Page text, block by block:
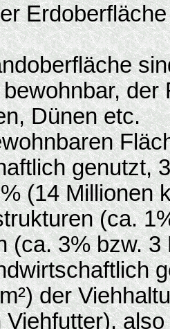
Dünen etc.
genutzt,
(14 Millionen
(ca.
(ca. 3% bzw. 3
der
Viehfutter),